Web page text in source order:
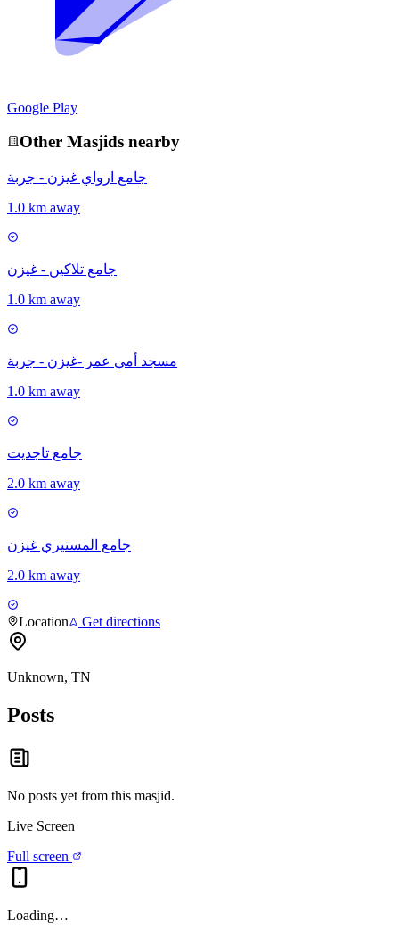
Google Play
Other Masjids nearby
جامع ارواي غيزن - جربة
1.0 km away
جامع تلاكين - غيزن
1.0 km away
مسجد أمي عمر -غيزن - جربة
1.0 km away
جامع تاجديت
2.0 km away
جامع المستيري غيزن
2.0 km away
Location Get directions
Unknown, TN
Posts
No posts yet from this masjid.
Live Screen
Full screen
Loading…